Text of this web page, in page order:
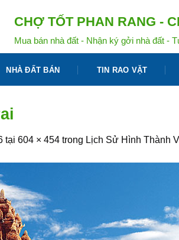
CHỢ TỐT PHAN RANG -
Mua bán nhà đất - Nhận ký gởi nhà đất -
NHÀ ĐẤT BÁN TIN RAO VẶT
tại 604 × 454 trong Lịch Sử Hình Thành